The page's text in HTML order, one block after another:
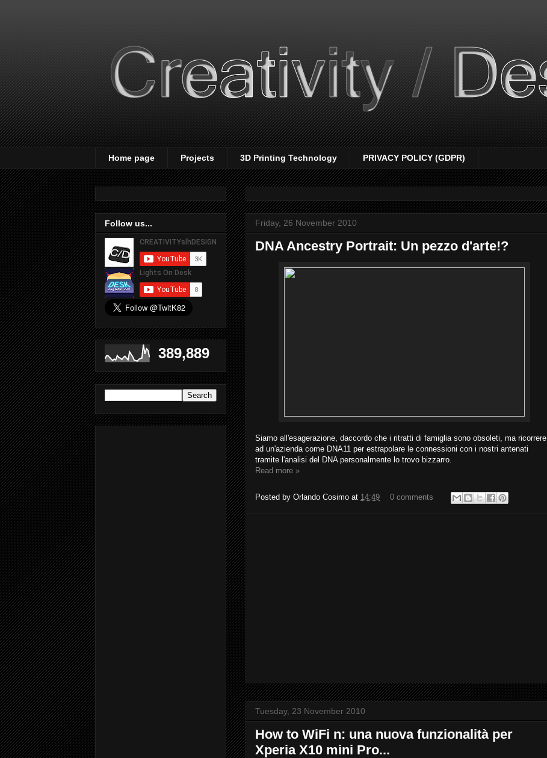
Home page Projects 3D Printing Technology PRIVACY POLICY (GDPR)
Friday, 26 November 2010
DNA Ancestry Portrait: Un pezzo d'arte!?
Siamo all'esagerazione, daccordo che i ritratti di famiglia sono obsoleti, ma ricorrere
ad un'azienda come DNA11 per estrapolare le connessioni con i nostri antenati
tramite l'analisi del DNA personalmente lo trovo bizzarro.
Read more »
Posted by Orlando Cosimo at 14:49 0 comments
Tuesday, 23 November 2010
How to WiFi n: una nuova funzionalità per
Xperia X10 mini Pro...
Follow us...
389,889